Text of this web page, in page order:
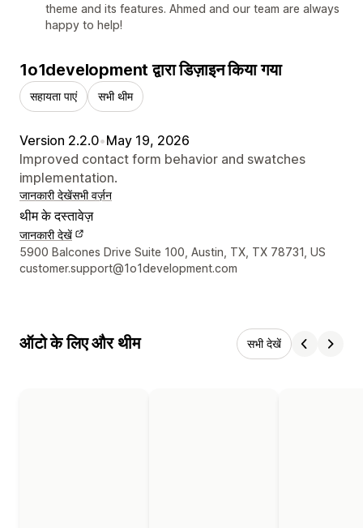
theme and its features. Ahmed and our team are always
happy to help!
1o1development द्वारा डिज़ाइन किया गया
सहायता पाएं सभी थीम
Version 2.2.0•May 19, 2026
Improved contact form behavior and swatches
implementation.
जानकारी देखेंसभी वर्ज़न
थीम के दस्तावेज़
जानकारी देखें
डिज़ाइनर के संपर्क की जानकारी
5900 Balcones Drive Suite 100, Austin, TX, TX 78731, US
customer.support@1o1development.com
ऑटो के लिए और थीम सभी देखें